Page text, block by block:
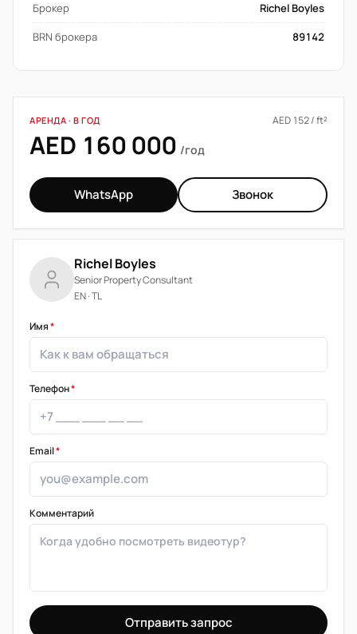
Брокер
Richel Boyles
BRN брокера
89142
АРЕНДА · В ГОД AED 152 / ft²
AED 160 000 /год
WhatsApp Звонок
Richel Boyles
Senior Property Consultant
EN · TL
Имя*
Телефон*
Email*
Комментарий
Отправить запрос